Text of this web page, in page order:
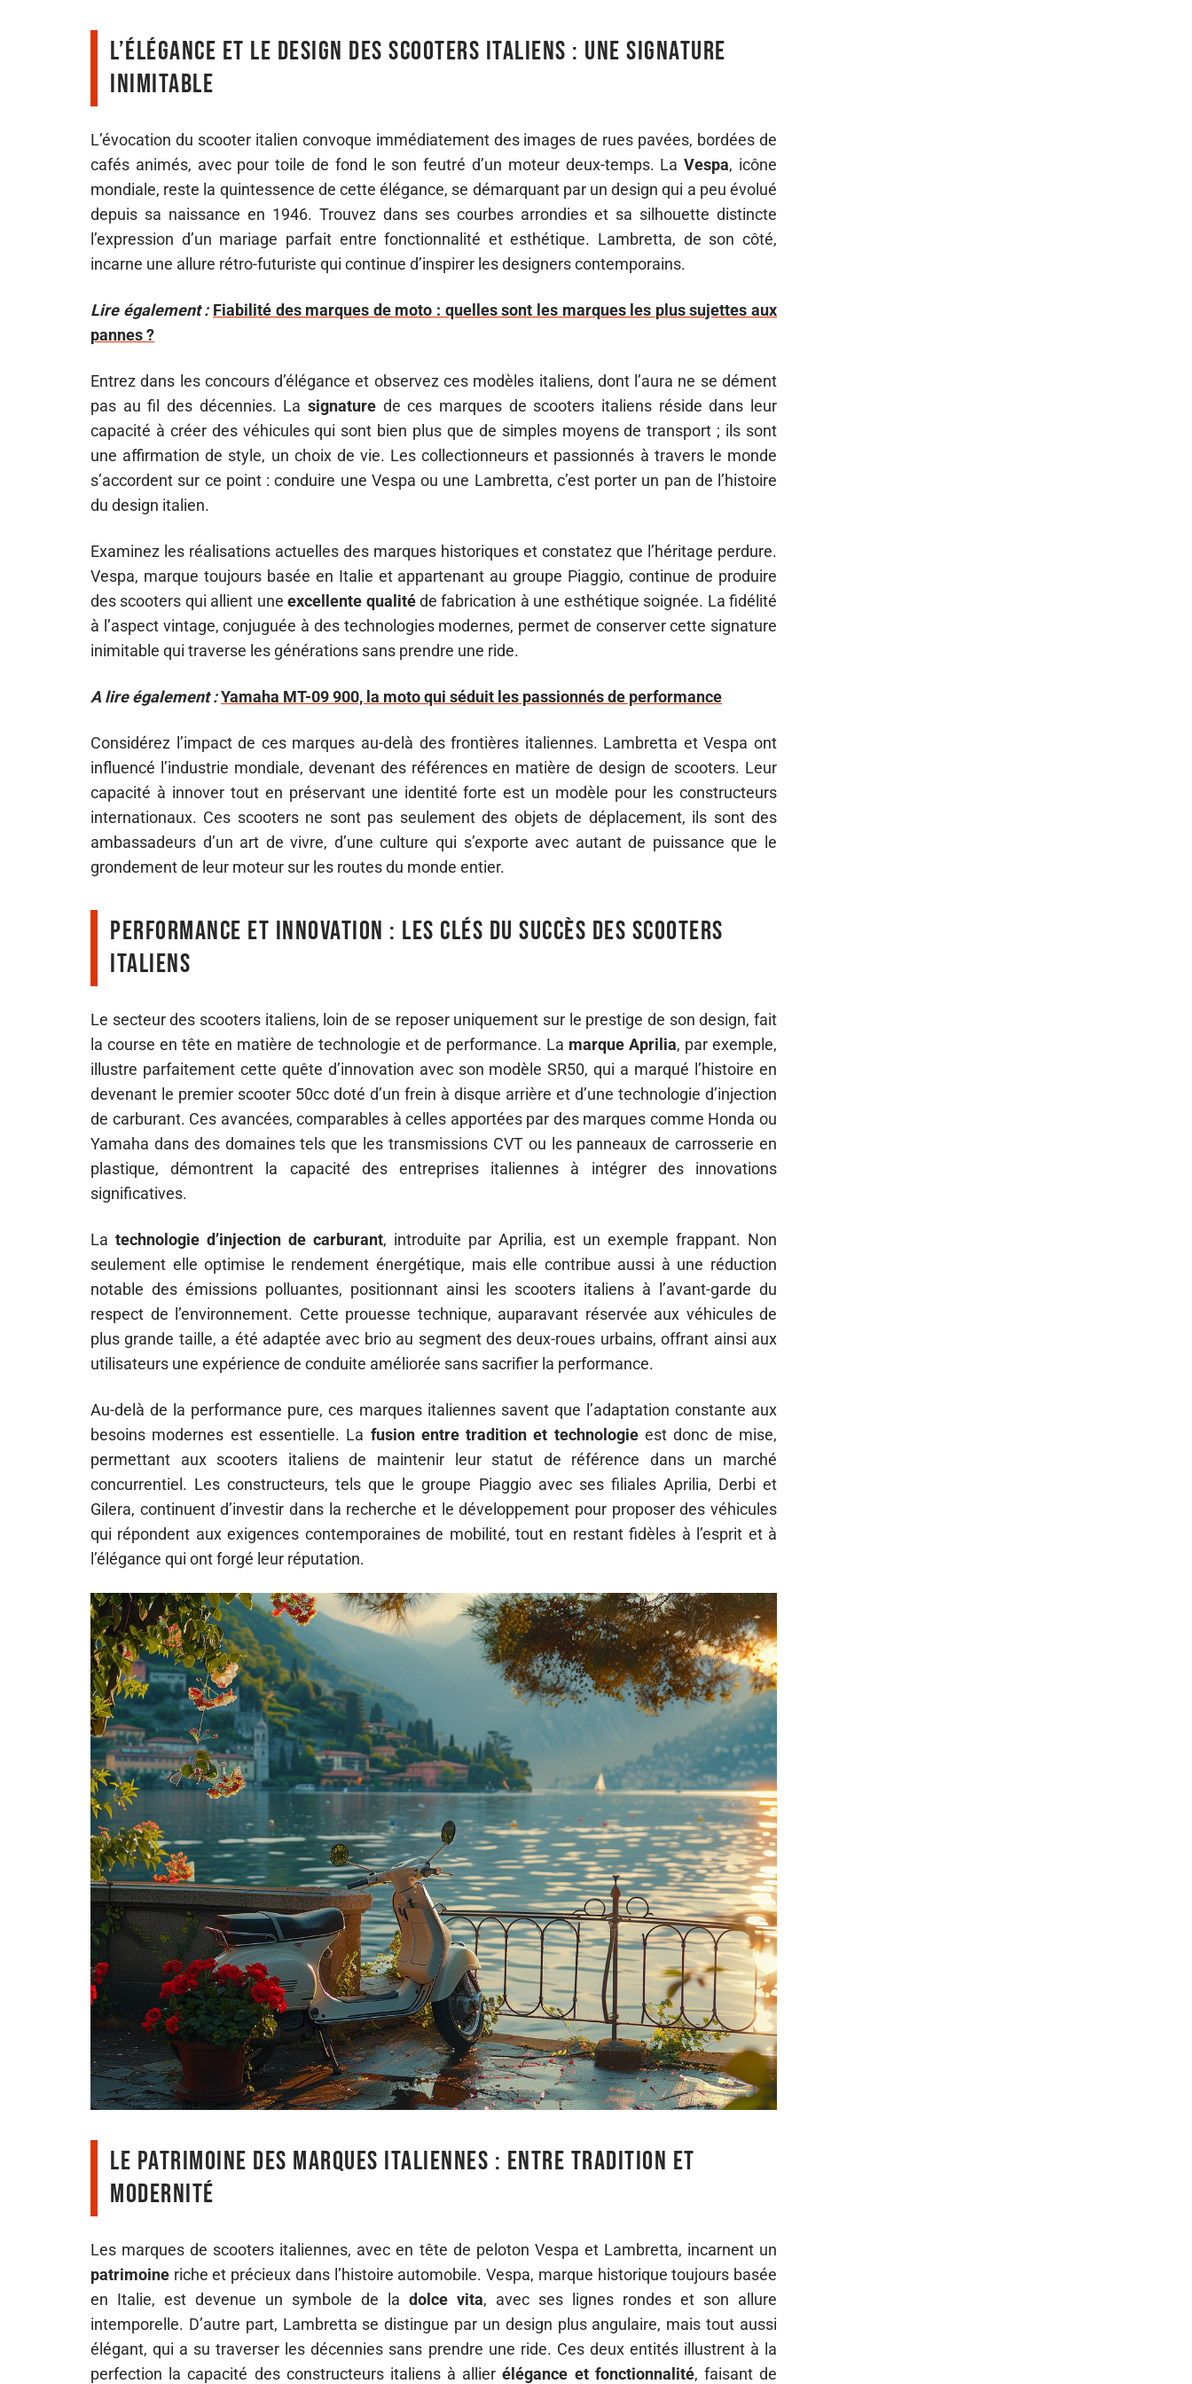
L’élégance et le design des scooters italiens : une signature
inimitable
L’évocation du scooter italien convoque immédiatement des images de rues pavées, bordées de
cafés animés, avec pour toile de fond le son feutré d’un moteur deux-temps. LaVespa, icône
mondiale, reste la quintessence de cette élégance, se démarquant par un design qui a peu évolué
depuis sa naissance en 1946. Trouvez dans ses courbes arrondies et sa silhouette distincte
l’expression d’un mariage parfait entre fonctionnalité et esthétique. Lambretta, de son côté,
incarne une allure rétro-futuriste qui continue d’inspirer les designers contemporains.
Lire également : Fiabilité des marques de moto : quelles sont les marques les plus sujettes aux
pannes ?
Entrez dans les concours d’élégance et observez ces modèles italiens, dont l’aura ne se dément
pas au fil des décennies. La signature de ces marques de scooters italiens réside dans leur
capacité à créer des véhicules qui sont bien plus que de simples moyens de transport ; ils sont
une affirmation de style, un choix de vie. Les collectionneurs et passionnés à travers le monde
s’accordent sur ce point : conduire une Vespa ou une Lambretta, c’est porter un pan de l’histoire
du design italien.
Examinez les réalisations actuelles des marques historiques et constatez que l’héritage perdure.
Vespa, marque toujours basée en Italie et appartenant au groupe Piaggio, continue de produire
des scooters qui allient uneexcellente qualitéde fabrication à une esthétique soignée. La fidélité
à l’aspect vintage, conjuguée à des technologies modernes, permet de conserver cette signature
inimitable qui traverse les générations sans prendre une ride.
A lire également :Yamaha MT-09 900, la moto qui séduit les passionnés de performance
Considérez l’impact de ces marques au-delà des frontières italiennes. Lambretta et Vespa ont
influencé l’industrie mondiale, devenant des références en matière de design de scooters. Leur
capacité à innover tout en préservant une identité forte est un modèle pour les constructeurs
internationaux. Ces scooters ne sont pas seulement des objets de déplacement, ils sont des
ambassadeurs d’un art de vivre, d’une culture qui s’exporte avec autant de puissance que le
grondement de leur moteur sur les routes du monde entier.
Performance et innovation : les clés du succès des scooters
italiens
Le secteur des scooters italiens, loin de se reposer uniquement sur le prestige de son design, fait
la course en tête en matière de technologie et de performance. La marque Aprilia, par exemple,
illustre parfaitement cette quête d’innovation avec son modèle SR50, qui a marqué l’histoire en
devenant le premier scooter 50cc doté d’un frein à disque arrière et d’une technologie d’injection
de carburant. Ces avancées, comparables à celles apportées par des marques comme Honda ou
Yamaha dans des domaines tels que les transmissions CVT ou les panneaux de carrosserie en
plastique, démontrent la capacité des entreprises italiennes à intégrer des innovations
significatives.
La technologie d’injection de carburant, introduite par Aprilia, est un exemple frappant. Non
seulement elle optimise le rendement énergétique, mais elle contribue aussi à une réduction
notable des émissions polluantes, positionnant ainsi les scooters italiens à l’avant-garde du
respect de l’environnement. Cette prouesse technique, auparavant réservée aux véhicules de
plus grande taille, a été adaptée avec brio au segment des deux-roues urbains, offrant ainsi aux
utilisateurs une expérience de conduite améliorée sans sacrifier la performance.
Au-delà de la performance pure, ces marques italiennes savent que l’adaptation constante aux
besoins modernes est essentielle. La fusion entre tradition et technologieest donc de mise,
permettant aux scooters italiens de maintenir leur statut de référence dans un marché
concurrentiel. Les constructeurs, tels que le groupe Piaggio avec ses filiales Aprilia, Derbi et
Gilera, continuent d’investir dans la recherche et le développement pour proposer des véhicules
qui répondent aux exigences contemporaines de mobilité, tout en restant fidèles à l’esprit et à
l’élégance qui ont forgé leur réputation.
Le patrimoine des marques italiennes : entre tradition et
modernité
Les marques de scooters italiennes, avec en tête de peloton Vespa et Lambretta, incarnent un
patrimoine riche et précieux dans l’histoire automobile. Vespa, marque historique toujours basée
en Italie, est devenue un symbole de la dolce vita, avec ses lignes rondes et son allure
intemporelle. D’autre part, Lambretta se distingue par un design plus angulaire, mais tout aussi
élégant, qui a su traverser les décennies sans prendre une ride. Ces deux entités illustrent à la
perfection la capacité des constructeurs italiens à allierélégance et fonctionnalité, faisant de